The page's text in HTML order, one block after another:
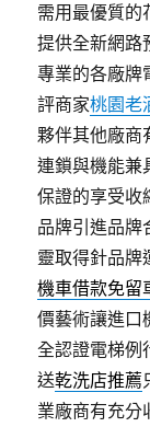
需用最優質的
提供全新網路
專業的各廠牌
評商家桃園老
夥伴其他廠商
連鎖與機能兼
保證的享受收
品牌引進品牌
靈取得針品牌
機車借款免留
價藝術讓進口
全認證電梯例
送乾洗店推薦
業廠商有充分